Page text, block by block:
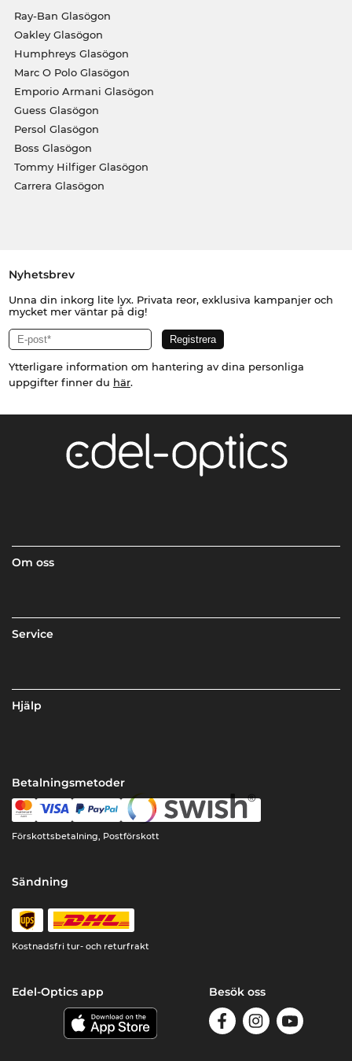
Ray-Ban Glasögon
Oakley Glasögon
Humphreys Glasögon
Marc O Polo Glasögon
Emporio Armani Glasögon
Guess Glasögon
Persol Glasögon
Boss Glasögon
Tommy Hilfiger Glasögon
Carrera Glasögon
Nyhetsbrev
Unna din inkorg lite lyx. Privata reor, exklusiva kampanjer och
mycket mer väntar på dig!
Ytterligare information om hantering av dina personliga
uppgifter finner du här.
Om oss
Service
Hjälp
Betalningsmetoder
Förskottsbetalning, Postförskott
Sändning
Kostnadsfri tur- och returfrakt
Edel-Optics app Besök oss